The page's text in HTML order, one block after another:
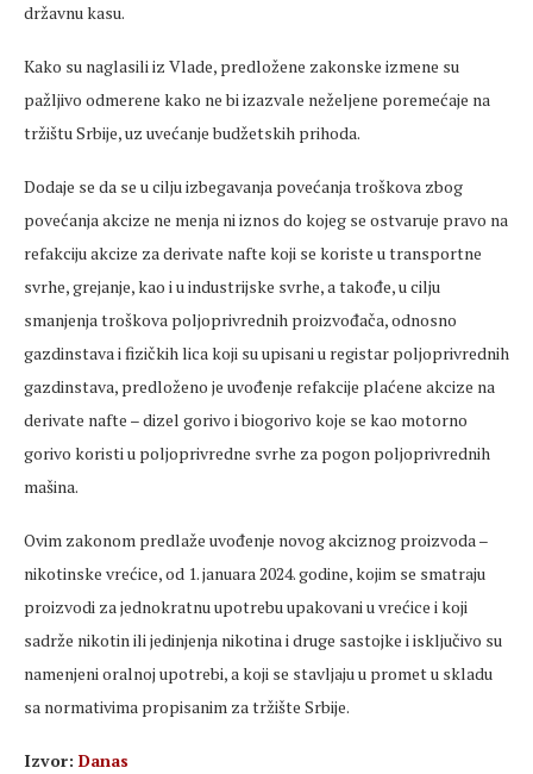
državnu kasu.
Kako su naglasili iz Vlade, predložene zakonske izmene su
pažljivo odmerene kako ne bi izazvale neželjene poremećaje na
tržištu Srbije, uz uvećanje budžetskih prihoda.
Dodaje se da se u cilju izbegavanja povećanja troškova zbog
povećanja akcize ne menja ni iznos do kojeg se ostvaruje pravo na
refakciju akcize za derivate nafte koji se koriste u transportne
svrhe, grejanje, kao i u industrijske svrhe, a takođe, u cilju
smanjenja troškova poljoprivrednih proizvođača, odnosno
gazdinstava i fizičkih lica koji su upisani u registar poljoprivrednih
gazdinstava, predloženo je uvođenje refakcije plaćene akcize na
derivate nafte – dizel gorivo i biogorivo koje se kao motorno
gorivo koristi u poljoprivredne svrhe za pogon poljoprivrednih
mašina.
Ovim zakonom predlaže uvođenje novog akciznog proizvoda –
nikotinske vrećice, od 1. januara 2024. godine, kojim se smatraju
proizvodi za jednokratnu upotrebu upakovani u vrećice i koji
sadrže nikotin ili jedinjenja nikotina i druge sastojke i isključivo su
namenjeni oralnoj upotrebi, a koji se stavljaju u promet u skladu
sa normativima propisanim za tržište Srbije.
Izvor: Danas